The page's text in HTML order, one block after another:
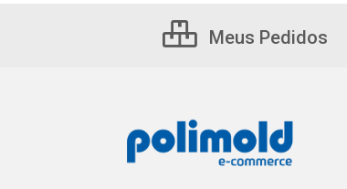
Meus Pedidos